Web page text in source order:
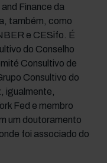
Finance da
também, como
e CESifo. É
do Conselho
Consultivo de
Consultivo do
igualmente,
Fed e membro
um doutoramento
foi associado do